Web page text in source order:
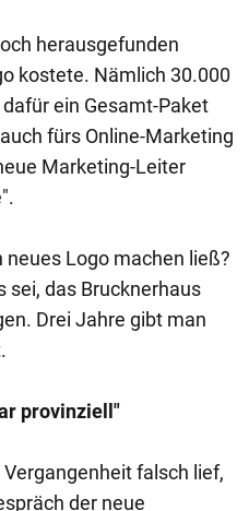
herausgefunden
kostete. Nämlich 30.000
ein Gesamt-Paket
fürs Online-Marketing
Marketing-Leiter
Logo machen ließ?
sei, das Brucknerhaus
Drei Jahre gibt man
provinziell"
falsch lief,
der neue